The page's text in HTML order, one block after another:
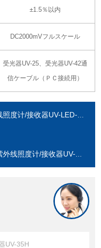
±1.5％以内
DC2000mVフルスケール
受光器UV-25、受光器UV-42通
信ケーブル（ＰＣ接続用）
计/接收器UV-LED-CS01
线照度计/接收器UV-M08